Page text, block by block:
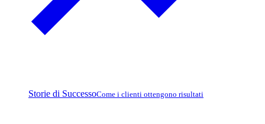
Storie di SuccessoCome i clienti ottengono risultati